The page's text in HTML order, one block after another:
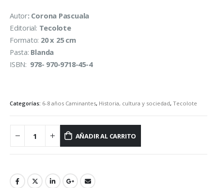
Autor: Corona Pascuala
Editorial: Tecolote
Formato: 20 x 25 cm
Pasta: Blanda
ISBN: 978- 970-9718-45-4
Categorías: 6-8 años Caminantes, Historia, cultura y sociedad, Tecolote
AÑADIR AL CARRITO